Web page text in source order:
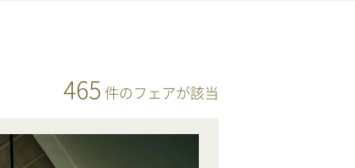
465 件のフェアが該当